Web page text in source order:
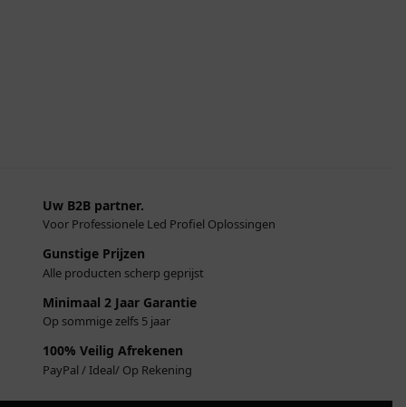
Uw B2B partner.
Voor Professionele Led Profiel Oplossingen
Gunstige Prijzen
Alle producten scherp geprijst
Minimaal 2 Jaar Garantie
Op sommige zelfs 5 jaar
100% Veilig Afrekenen
PayPal / Ideal/ Op Rekening